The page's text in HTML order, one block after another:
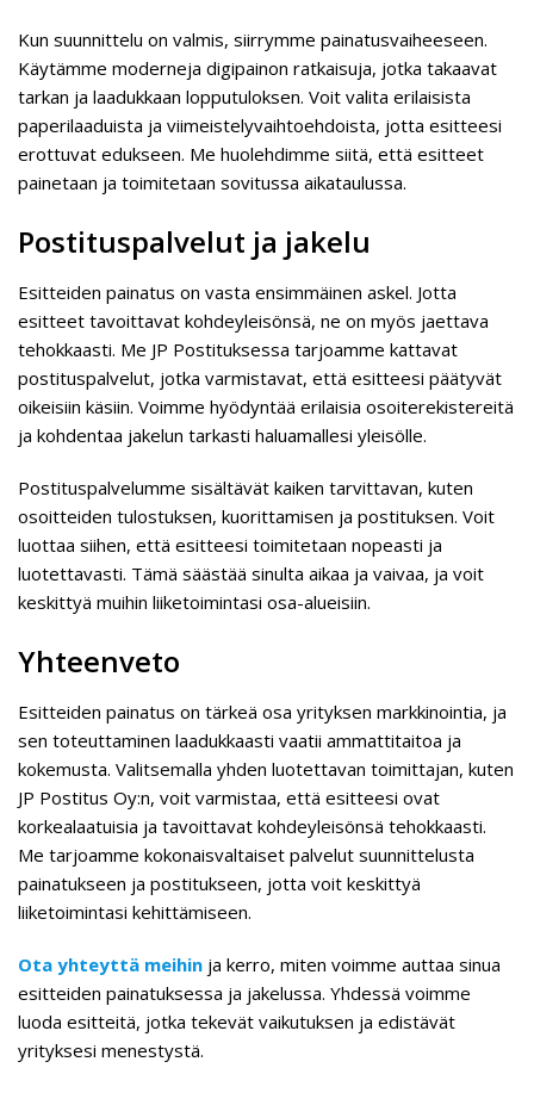
Kun suunnittelu on valmis, siirrymme painatusvaiheeseen.
Käytämme moderneja digipainon ratkaisuja, jotka takaavat
tarkan ja laadukkaan lopputuloksen. Voit valita erilaisista
paperilaaduista ja viimeistelyvaihtoehdoista, jotta esitteesi
erottuvat edukseen. Me huolehdimme siitä, että esitteet
painetaan ja toimitetaan sovitussa aikataulussa.
Postituspalvelut ja jakelu
Esitteiden painatus on vasta ensimmäinen askel. Jotta
esitteet tavoittavat kohdeyleisönsä, ne on myös jaettava
tehokkaasti. Me JP Postituksessa tarjoamme kattavat
postituspalvelut, jotka varmistavat, että esitteesi päätyvät
oikeisiin käsiin. Voimme hyödyntää erilaisia osoiterekistereitä
ja kohdentaa jakelun tarkasti haluamallesi yleisölle.
Postituspalvelumme sisältävät kaiken tarvittavan, kuten
osoitteiden tulostuksen, kuorittamisen ja postituksen. Voit
luottaa siihen, että esitteesi toimitetaan nopeasti ja
luotettavasti. Tämä säästää sinulta aikaa ja vaivaa, ja voit
keskittyä muihin liiketoimintasi osa-alueisiin.
Yhteenveto
Esitteiden painatus on tärkeä osa yrityksen markkinointia, ja
sen toteuttaminen laadukkaasti vaatii ammattitaitoa ja
kokemusta. Valitsemalla yhden luotettavan toimittajan, kuten
JP Postitus Oy:n, voit varmistaa, että esitteesi ovat
korkealaatuisia ja tavoittavat kohdeyleisönsä tehokkaasti.
Me tarjoamme kokonaisvaltaiset palvelut suunnittelusta
painatukseen ja postitukseen, jotta voit keskittyä
liiketoimintasi kehittämiseen.
Ota yhteyttä meihin ja kerro, miten voimme auttaa sinua
esitteiden painatuksessa ja jakelussa. Yhdessä voimme
luoda esitteitä, jotka tekevät vaikutuksen ja edistävät
yrityksesi menestystä.